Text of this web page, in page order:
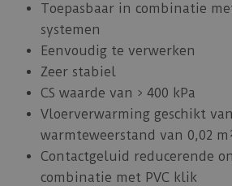
Toepasbaar in combinatie
systemen
Eenvoudig te verwerken
Zeer stabiel
CS waarde van > 400 kPa
Vloerverwarming geschikt
warmteweerstand van 0,02
Contactgeluid reducerende
combinatie met PVC klik